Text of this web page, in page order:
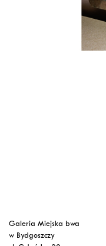
Galeria Miejska bwa
w Bydgoszczy